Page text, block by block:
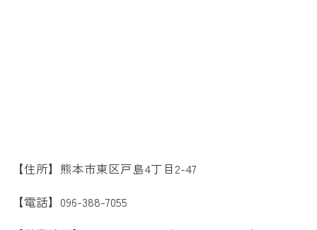
【住所】熊本市東区戸島4丁目2-47
【電話】096-388-7055